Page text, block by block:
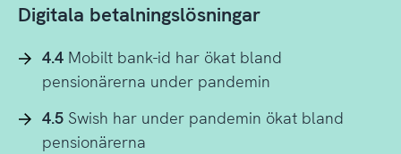
Digitala betalningslösningar
4.4Mobilt bank-id har ökat bland
pensionärerna under pandemin
4.5Swish har under pandemin ökat bland
pensionärerna